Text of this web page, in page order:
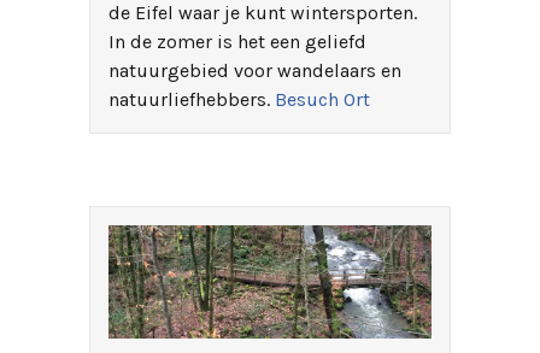
de Eifel waar je kunt wintersporten.
In de zomer is het een geliefd
natuurgebied voor wandelaars en
natuurliefhebbers. Besuch Ort